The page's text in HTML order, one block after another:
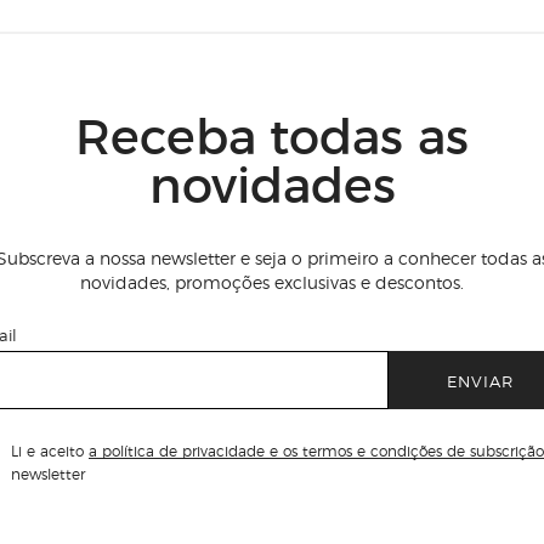
Receba todas as
novidades
a nossa newsletter e seja o primeiro a conhecer todas
novidades, promoções exclusivas e descontos.
ENVIAR
Li e aceito a política de privacidade e os termos e condições de subscrição
newsletter